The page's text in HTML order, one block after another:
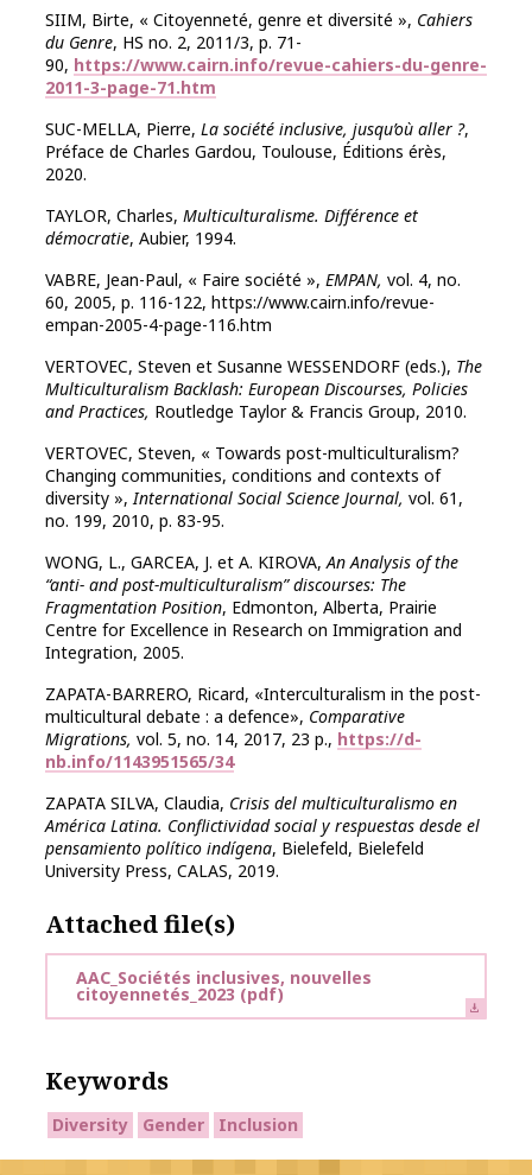
SIIM, Birte, « Citoyenneté, genre et diversité », Cahiers
du Genre, HS no. 2, 2011/3, p. 71-
90, https://www.cairn.info/revue-cahiers-du-genre-
2011-3-page-71.htm
SUC-MELLA, Pierre, La société inclusive, jusqu’où aller ?,
Préface de Charles Gardou, Toulouse, Éditions érès,
2020.
TAYLOR, Charles, Multiculturalisme. Différence et
démocratie, Aubier, 1994.
VABRE, Jean-Paul, « Faire société », EMPAN, vol. 4, no.
60, 2005, p. 116-122, https://www.cairn.info/revue-
empan-2005-4-page-116.htm
VERTOVEC, Steven et Susanne WESSENDORF (eds.), The
Multiculturalism Backlash: European Discourses, Policies
and Practices, Routledge Taylor & Francis Group, 2010.
VERTOVEC, Steven, « Towards post-multiculturalism?
Changing communities, conditions and contexts of
diversity »,International Social Science Journal, vol. 61,
no. 199, 2010, p. 83-95.
WONG, L., GARCEA, J. et A. KIROVA,An Analysis of the
“anti- and post-multiculturalism” discourses: The
Fragmentation Position, Edmonton, Alberta, Prairie
Centre for Excellence in Research on Immigration and
Integration, 2005.
ZAPATA-BARRERO, Ricard, «Interculturalism in the post-
multicultural debate : a defence», Comparative
Migrations, vol. 5, no. 14, 2017, 23 p., https://d-
nb.info/1143951565/34
ZAPATA SILVA, Claudia, Crisis del multiculturalismo en
América Latina. Conflictividad social y respuestas desde el
pensamiento político indígena, Bielefeld, Bielefeld
University Press, CALAS, 2019.
Attached file(s)
AAC_Sociétés inclusives, nouvelles
citoyennetés_2023 (pdf)
Keywords
Diversity Gender Inclusion